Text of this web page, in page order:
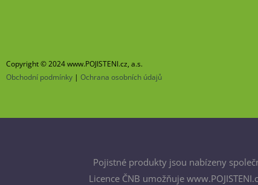
Copyright © 2024 www.POJISTENI.cz, a.s.
Obchodní podmínky | Ochrana osobních údajů
Pojistné produkty jsou nabízeny
Licence ČNB umožňuje